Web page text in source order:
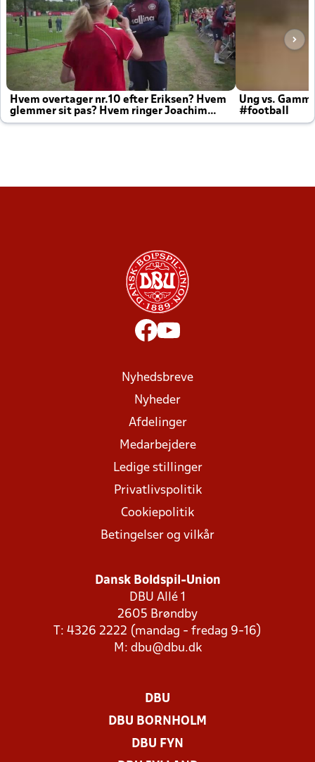
Hvem overtager nr.10 efter Eriksen? Hvem
glemmer sit pas? Hvem ringer Joachim
altid til efter kampe?
Ung vs.
#football
Nyhedsbreve
Nyheder
Afdelinger
Medarbejdere
Ledige stillinger
Privatlivspolitik
Cookiepolitik
Betingelser og vilkår
Dansk Boldspil-Union
DBU Allé 1
2605 Brøndby
T: 4326 2222 (mandag - fredag 9-16)
M: dbu@dbu.dk
DBU
DBU BORNHOLM
DBU FYN